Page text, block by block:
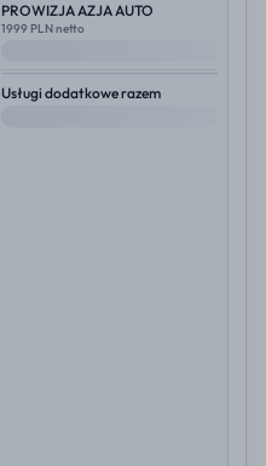
PROWIZJA AZJA AUTO
1999 PLN netto
Usługi dodatkowe razem